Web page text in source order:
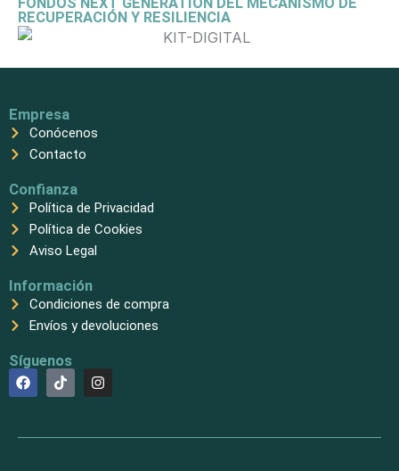
RECUPERACIÓN Y RESILIENCIA
Empresa
Conócenos
Contacto
Confianza
Política de Privacidad
Política de Cookies
Aviso Legal
Información
Condiciones de compra
Envíos y devoluciones
Síguenos
F
a
T
i
I
n